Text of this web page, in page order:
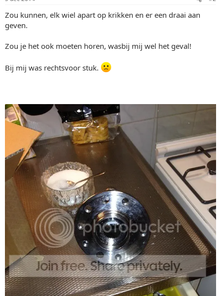
Zou kunnen, elk wiel apart op krikken en er een draai aan
geven.
Zou je het ook moeten horen, wasbij mij wel het geval!
Bij mij was rechtsvoor stuk.